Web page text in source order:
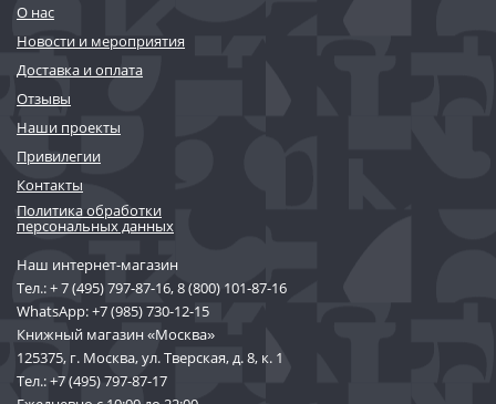
О нас
Новости и мероприятия
Доставка и оплата
Отзывы
Наши проекты
Привилегии
Контакты
Политика обработки
персональных данных
Наш интернет-магазин
Тел.:+ 7 (495) 797-87-16,8 (800) 101-87-16
WhatsApp:+7 (985) 730-12-15
Книжный магазин «Москва»
125375, г. Москва, ул. Тверская, д. 8, к. 1
Тел.:+7 (495) 797-87-17